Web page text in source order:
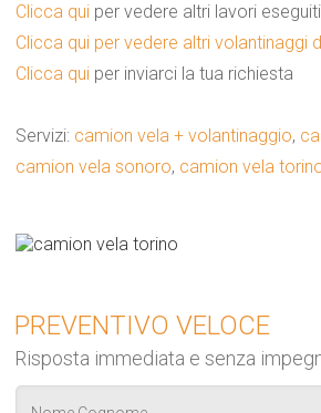
Clicca qui per vedere altri lavori
Clicca qui per vedere altri volantinaggi
Clicca qui per inviarci la tua richiesta
Servizi: camion vela + volantinaggio,
camion vela sonoro, camion vela
PREVENTIVO VELOCE
Risposta immediata e senza